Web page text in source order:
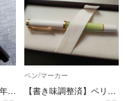
【美品】ペリカン 万年筆 西ドイツ製 ＯＭ Ｍ４００ 旧型 茶縞 トータスシェル
ペン/マーカー
【書き味調整済】ペリカンM200 限定パステルグリーン EF 保証書あり 箱は送料別料金で対応可 万年筆